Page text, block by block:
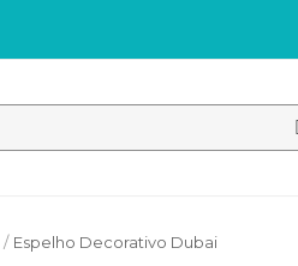
Espelho Decorativo Dubai